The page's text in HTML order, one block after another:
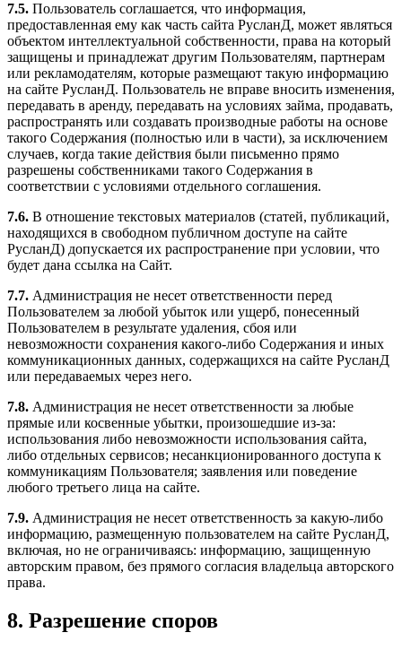
7.5. Пользователь соглашается, что информация,
предоставленная ему как часть сайта РусланД, может являться
объектом интеллектуальной собственности, права на который
защищены и принадлежат другим Пользователям, партнерам
или рекламодателям, которые размещают такую информацию
на сайте РусланД. Пользователь не вправе вносить изменения,
передавать в аренду, передавать на условиях займа, продавать,
распространять или создавать производные работы на основе
такого Содержания (полностью или в части), за исключением
случаев, когда такие действия были письменно прямо
разрешены собственниками такого Содержания в
соответствии с условиями отдельного соглашения.
7.6. В отношение текстовых материалов (статей, публикаций,
находящихся в свободном публичном доступе на сайте
РусланД) допускается их распространение при условии, что
будет дана ссылка на Сайт.
7.7. Администрация не несет ответственности перед
Пользователем за любой убыток или ущерб, понесенный
Пользователем в результате удаления, сбоя или
невозможности сохранения какого-либо Содержания и иных
коммуникационных данных, содержащихся на сайте РусланД
или передаваемых через него.
7.8. Администрация не несет ответственности за любые
прямые или косвенные убытки, произошедшие из-за:
использования либо невозможности использования сайта,
либо отдельных сервисов; несанкционированного доступа к
коммуникациям Пользователя; заявления или поведение
любого третьего лица на сайте.
7.9. Администрация не несет ответственность за какую-либо
информацию, размещенную пользователем на сайте РусланД,
включая, но не ограничиваясь: информацию, защищенную
авторским правом, без прямого согласия владельца авторского
права.
8. Разрешение споров